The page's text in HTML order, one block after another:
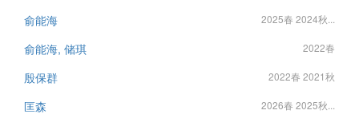
俞能海 2025春 2024秋...
俞能海, 储琪 2022春
殷保群 2022春 2021秋
匡森 2026春 2025秋...